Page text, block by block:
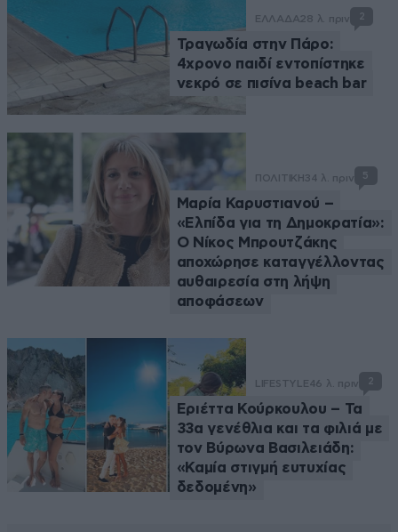
ΕΛΛΑΔΑ28 λ. πριν 2
Τραγωδία στην Πάρο:
4χρονο παιδί εντοπίστηκε
νεκρό σε πισίνα beach bar
ΠΟΛΙΤΙΚΗ34 λ. πριν 5
Μαρία Καρυστιανού –
«Ελπίδα για τη Δημοκρατία»:
Ο Νίκος Μπρουτζάκης
αποχώρησε καταγγέλλοντας
αυθαιρεσία στη λήψη
αποφάσεων
LIFESTYLE46 λ. πριν 2
Εριέττα Κούρκουλου – Τα
33α γενέθλια και τα φιλιά με
τον Βύρωνα Βασιλειάδη:
«Καμία στιγμή ευτυχίας
δεδομένη»